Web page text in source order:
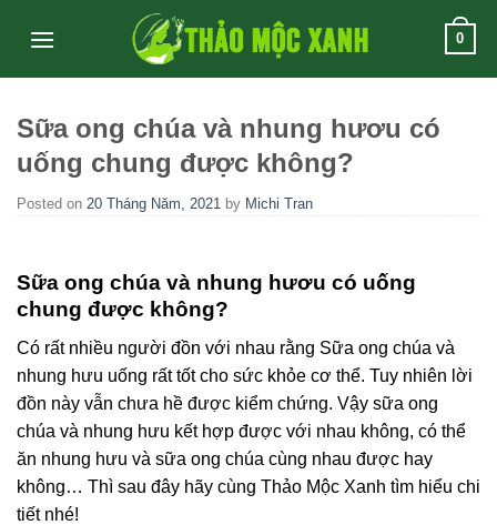
0
Sữa ong chúa và nhung hươu có
uống chung được không?
Posted on 20 Tháng Năm, 2021 by Michi Tran
Sữa ong chúa và nhung hươu có uống
chung được không?
Có rất nhiều người đồn với nhau rằng Sữa ong chúa và
nhung hưu uống rất tốt cho sức khỏe cơ thể. Tuy nhiên lời
đồn này vẫn chưa hề được kiểm chứng. Vậy sữa ong
chúa và nhung hưu kết hợp được với nhau không, có thể
ăn nhung hưu và sữa ong chúa cùng nhau được hay
không… Thì sau đây hãy cùng Thảo Mộc Xanh tìm hiểu chi
tiết nhé!